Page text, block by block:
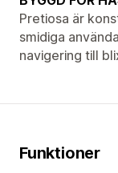
Pretiosa är
smidiga
navigering till
Funktioner